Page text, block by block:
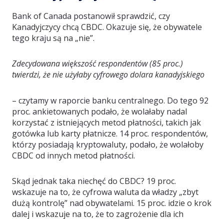
Bank of Canada postanowił sprawdzić, czy
Kanadyjczycy chcą CBDC. Okazuje się, że obywatele
tego kraju są na „nie”.
Zdecydowana większość respondentów (85 proc.)
twierdzi, że nie użyłaby cyfrowego dolara kanadyjskiego
– czytamy w raporcie banku centralnego. Do tego 92
proc. ankietowanych podało, że wolałaby nadal
korzystać z istniejących metod płatności, takich jak
gotówka lub karty płatnicze. 14 proc. respondentów,
którzy posiadają kryptowaluty, podało, że wolałoby
CBDC od innych metod płatności.
Skąd jednak taka niechęć do CBDC? 19 proc.
wskazuje na to, że cyfrowa waluta da władzy „zbyt
dużą kontrolę” nad obywatelami. 15 proc. idzie o krok
dalej i wskazuje na to, że to zagrożenie dla ich